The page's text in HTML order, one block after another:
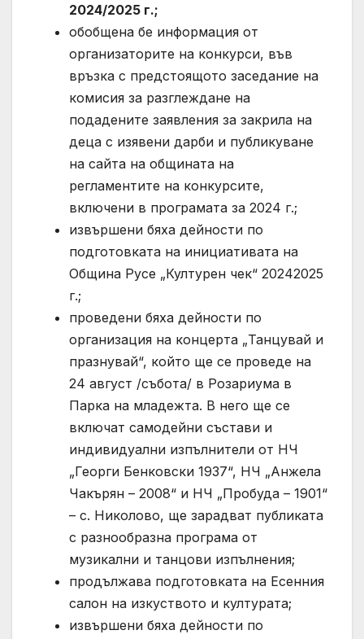
2024/2025 г.;
обобщена бе информация от
организаторите на конкурси, във
връзка с предстоящото заседание на
комисия за разглеждане на
подадените заявления за закрила на
деца с изявени дарби и публикуване
на сайта на общината на
регламентите на конкурсите,
включени в програмата за 2024 г.;
извършени бяха дейности по
подготовката на инициативата на
Община Русе „Културен чек“ 20242025
г.;
проведени бяха дейности по
организация на концерта „Танцувай и
празнувай“, който ще се проведе на
24 август /събота/ в Розариума в
Парка на младежта. В него ще се
включат самодейни състави и
индивидуални изпълнители от НЧ
„Георги Бенковски 1937“, НЧ „Анжела
Чакърян – 2008“ и НЧ „Пробуда – 1901“
– с. Николово, ще зарадват публиката
с разнообразна програма от
музикални и танцови изпълнения;
продължава подготовката на Есенния
салон на изкуството и културата;
извършени бяха дейности по